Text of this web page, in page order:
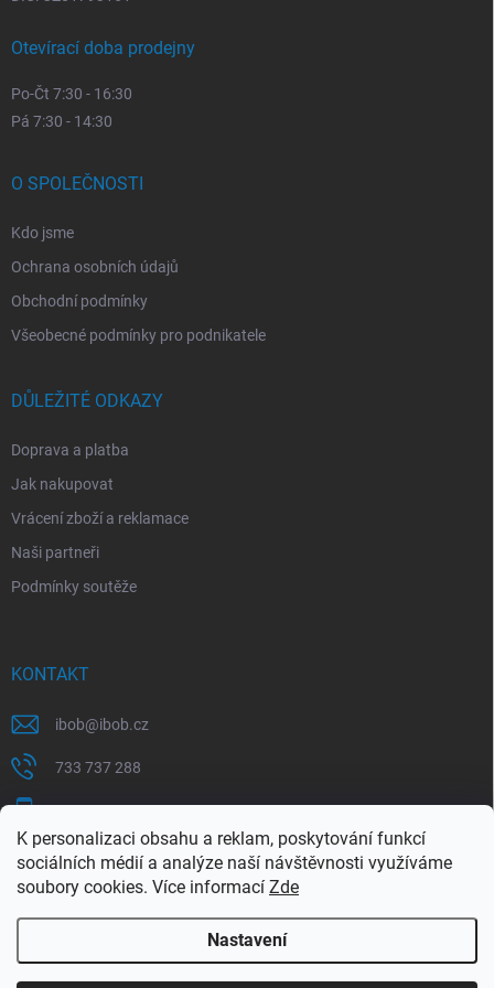
K personalizaci obsahu a reklam, poskytování funkcí
sociálních médií a analýze naší návštěvnosti využíváme
soubory cookies. Více informací Zde
Nastavení
Otevírací doba prodejny
Po-Čt 7:30 - 16:30
Pá 7:30 - 14:30
O SPOLEČNOSTI
Kdo jsme
Ochrana osobních údajů
Obchodní podmínky
Všeobecné podmínky pro podnikatele
DŮLEŽITÉ ODKAZY
Doprava a platba
Jak nakupovat
Vrácení zboží a reklamace
Naši partneři
Podmínky soutěže
KONTAKT
ibob@ibob.cz
733 737 288
607 069 561
Sledujte nás na Facebooku !
ibob_s.r.o/
Copyright 2026ibob s.r.o.. Všechna práva vyhrazena.Upravit nastavení